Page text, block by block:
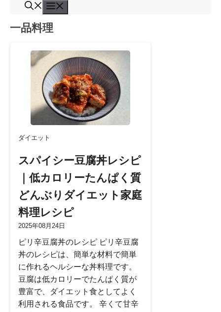
テ
一品料理
ダイエット
スパイシー豆腐丼レシピ
｜低カロリーたんぱく質
どんぶりダイエット家庭
料理レシピ
2025年08月24日
ピリ辛豆腐丼のレシピ ピリ辛豆腐
丼のレシピは、簡単な材料で簡単
に作れるヘルシーな丼料理です。
豆腐は低カロリーでたんぱく質が
豊富で、ダイエット食としてよく
利用される食品です。 辛くて甘辛